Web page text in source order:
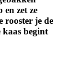
en zet ze
rooster je de
kaas begint